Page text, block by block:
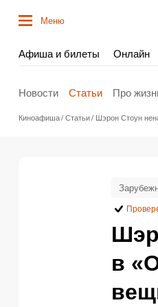
Меню
Афиша и билеты Онлайн
Новости Статьи Про
Киноафиша Статьи Шэрон Стоун
в